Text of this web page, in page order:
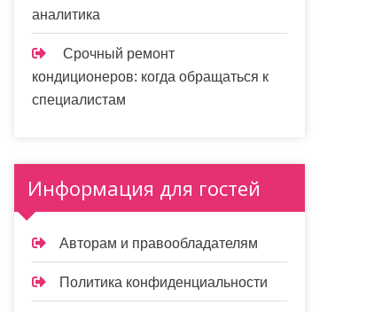
аналитика
Срочный ремонт
кондиционеров: когда обращаться к
специалистам
Информация для гостей
Авторам и правообладателям
Политика конфиденциальности